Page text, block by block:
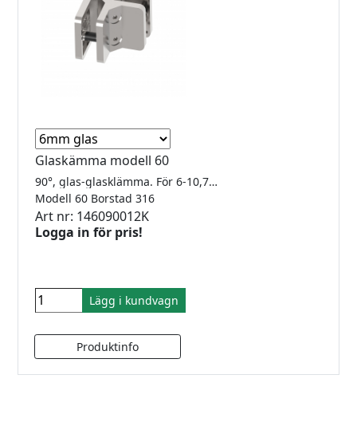
Glaskämma modell 60
90°, glas-glasklämma. För 6-10,76mm glas.
Modell 60 Borstad 316
Art nr: 146090012K
Logga in för pris!
Lägg i kundvagn